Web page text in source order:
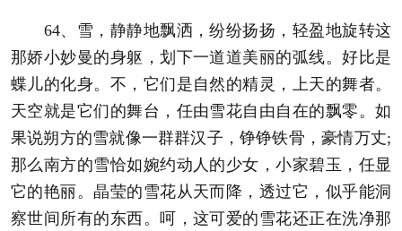
64、雪，静静地飘洒，纷纷扬扬，轻盈地旋转这
那娇小妙曼的身躯，划下一道道美丽的弧线。好比是
蝶儿的化身。不，它们是自然的精灵，上天的舞者。
天空就是它们的舞台，任由雪花自由自在的飘零。如
果说朔方的雪就像一群群汉子，铮铮铁骨，豪情万丈;
那么南方的雪恰如婉约动人的少女，小家碧玉，任显
它的艳丽。晶莹的雪花从天而降，透过它，似乎能洞
察世间所有的东西。呵，这可爱的雪花还正在洗净那